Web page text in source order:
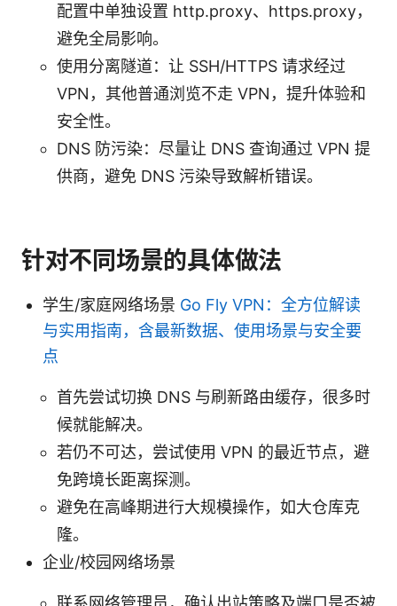
配置中单独设置 http.proxy、https.proxy，
避免全局影响。
使用分离隧道：让 SSH/HTTPS 请求经过
VPN，其他普通浏览不走 VPN，提升体验和
安全性。
DNS 防污染：尽量让 DNS 查询通过 VPN 提
供商，避免 DNS 污染导致解析错误。
针对不同场景的具体做法
学生/家庭网络场景 Go Fly VPN：全方位解读
与实用指南，含最新数据、使用场景与安全要
点
首先尝试切换 DNS 与刷新路由缓存，很多时
候就能解决。
若仍不可达，尝试使用 VPN 的最近节点，避
免跨境长距离探测。
避免在高峰期进行大规模操作，如大仓库克
隆。
企业/校园网络场景